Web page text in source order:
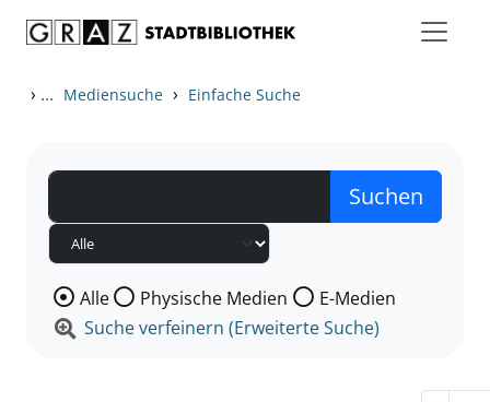
› ... Mediensuche › Einfache Suche
Wählen Sie die Medienart nach der Sie suchen wollen.
Alle Physische Medien
E-Medien
Suche verfeinern (Erweiterte Suche)